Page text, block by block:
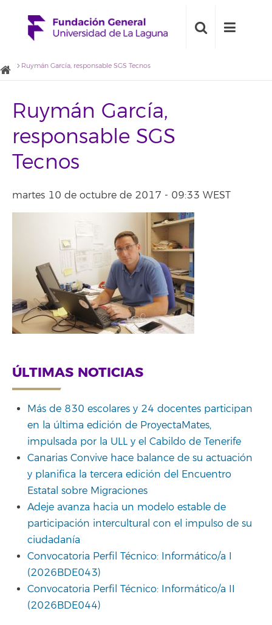
Ruymán García, responsable SGS Tecnos
Ruymán García,
responsable SGS
Tecnos
martes 10 de octubre de 2017 - 09:33 WEST
ÚLTIMAS NOTICIAS
Más de 830 escolares y 24 docentes participan
en la última edición de ProyectaMates,
impulsada por la ULL y el Cabildo de Tenerife
Canarias Convive hace balance de su actuación
y planifica la tercera edición del Encuentro
Estatal sobre Migraciones
Adeje avanza hacia un modelo estable de
participación intercultural con el impulso de su
ciudadanía
Convocatoria Perfil Técnico: Informático/a I
(2026BDE043)
Convocatoria Perfil Técnico: Informático/a II
(2026BDE044)